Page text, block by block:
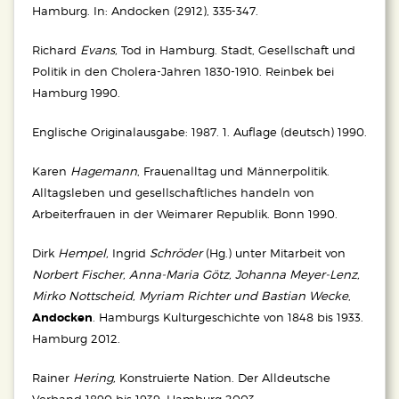
Reichstagswahl von 1903 – ein wichtiger Schritt
gewählten Abgeordneten, von denen 84 in
allgemeiner Wahl durch steuerzahlende
Bürger (die weiterhin ein beachtliches
Bürgergeld zahlen mussten) ins Amt
gebracht wurden. Weitere 60 wurden von
den «Notabeln» gewählt — Bürger, die
öffentliche Ämter am Gericht oder in den
Rechte die Möglichkeit ließ, in eigenen
Wahlen 48 Bürgerschaftsabgeordnete zu
Bürgerschaft vertretenen Männer waren
„Von den 143 Bürgerschaftsmandaten der
Jahre 1889 bis 1913 stellten Hamburger
durchschnittlich 52,4%. “Unter ihnen
waren mehr als 80% Kaufleute, Reeder
usw., während Industrielle und Bankiers
eher schwach vertreten waren.“
Handelskapital in der Bürgerschaft“
eine Verfassungsänderung, die einen
bedeutete.
Der Unmut über den „Wahlrechtsraub“ von 1906
führte rund um das Hamburger Rathaus zu
1904 hatten die Sozialdemokraten in der
Hamburg. In: Andocken (2912), 335-347.
Richard Evans, Tod in Hamburg. Stadt, Gesellschaft und
Politik in den Cholera-Jahren 1830-1910. Reinbek bei
Hamburg 1990.
Englische Originalausgabe: 1987. 1. Auflage (deutsch) 1990.
Karen Hagemann , Frauenalltag und Männerpolitik.
Alltagsleben und gesellschaftliches handeln von
Arbeiterfrauen in der Weimarer Republik. Bonn 1990.
Dirk Hempel, Ingrid Schröder(Hg.) unter Mitarbeit von
Norbert Fischer, Anna-Maria Götz, Johanna Meyer-Lenz,
Mirko Nottscheid, Myriam Richter und Bastian Wecke,
Andocken . Hamburgs Kulturgeschichte von 1848 bis 1933.
Hamburg 2012.
Rainer Hering, Konstruierte Nation. Der Alldeutsche